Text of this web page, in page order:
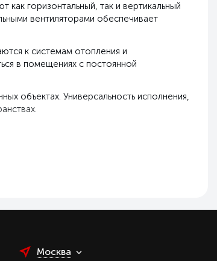
горизонтальный, так и вертикальный
вентиляторами обеспечивает
к системам отопления и
в помещениях с постоянной
объектах. Универсальность исполнения,
Москва